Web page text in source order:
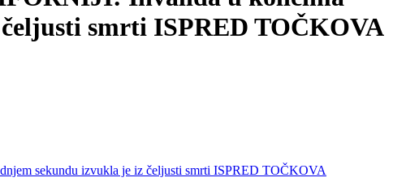
smrti ISPRED TOČKOVA